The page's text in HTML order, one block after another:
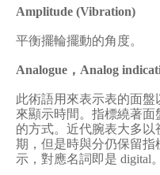
Amplitude (Vibration)
平衡擺輪擺動的角度。
Analogue ， Analog
此術語用來表示表的面盤
來顯示時間。指標繞著
的方式。近代腕表大多以
期，但是時與分仍保留
示，對應名詞即是 digital。